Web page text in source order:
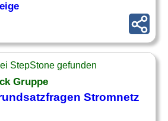
StepStone gefunden
Gruppe
Stromnetz